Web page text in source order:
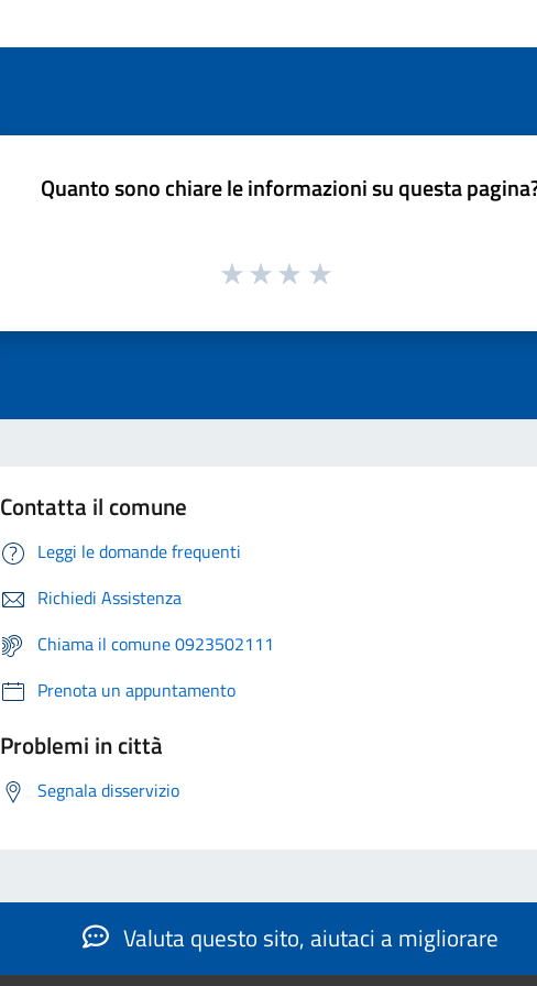
Quanto sono chiare le informazioni su questa
Contatta il comune
Leggi le domande frequenti
Richiedi Assistenza
Chiama il comune 0923502111
Prenota un appuntamento
Problemi in città
Segnala disservizio
Valuta questo sito, aiutaci a migliorare